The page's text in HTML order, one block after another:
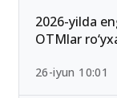
2026-yilda
OTMlar
26-iyun 10:01